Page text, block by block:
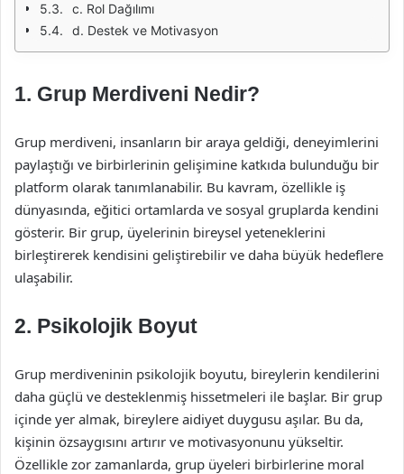
c. Rol Dağılımı
d. Destek ve Motivasyon
1. Grup Merdiveni Nedir?
Grup merdiveni, insanların bir araya geldiği, deneyimlerini
paylaştığı ve birbirlerinin gelişimine katkıda bulunduğu bir
platform olarak tanımlanabilir. Bu kavram, özellikle iş
dünyasında, eğitici ortamlarda ve sosyal gruplarda kendini
gösterir. Bir grup, üyelerinin bireysel yeteneklerini
birleştirerek kendisini geliştirebilir ve daha büyük hedeflere
ulaşabilir.
2. Psikolojik Boyut
Grup merdiveninin psikolojik boyutu, bireylerin kendilerini
daha güçlü ve desteklenmiş hissetmeleri ile başlar. Bir grup
içinde yer almak, bireylere aidiyet duygusu aşılar. Bu da,
kişinin özsaygısını artırır ve motivasyonunu yükseltir.
Özellikle zor zamanlarda, grup üyeleri birbirlerine moral